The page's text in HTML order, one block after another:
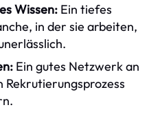
Wissen: Ein tiefes
in der sie arbeiten,
Ein gutes Netzwerk an
Rekrutierungsprozess